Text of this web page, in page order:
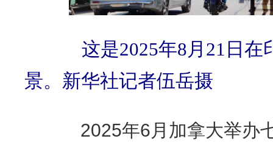
这是2025年8月21日在
景。新华社记者伍岳摄
2025年6月加拿大举办